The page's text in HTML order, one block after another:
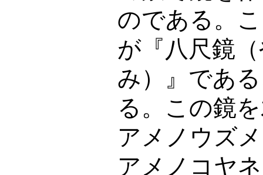
のである。
が『八尺鏡
み）』であ
る。この鏡
アメノウズ
アメノコヤ